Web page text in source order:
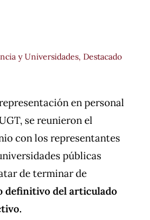
y Universidades, Destacado
en personal
se reunieron el
con los representantes
públicas
de terminar de
definitivo del articulado